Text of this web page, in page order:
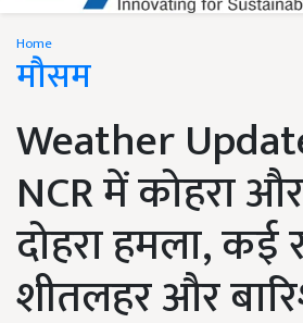
Home
मौसम
Weather
NCR में कोहरा
दोहरा हमला, कई
शीतलहर और